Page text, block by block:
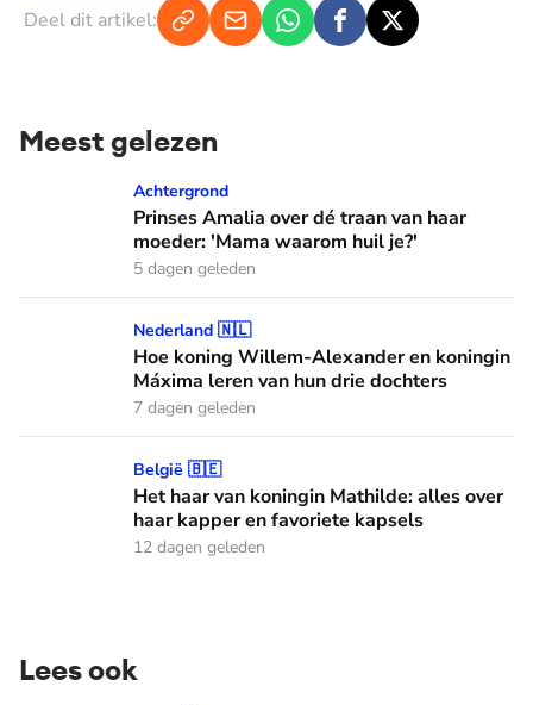
Deel dit artikel:
Meest gelezen
Prinses Amalia over dé traan van haar moeder: 'Mama
Achtergrond
Prinses Amalia over dé traan van haar
moeder: 'Mama waarom huil je?'
5 dagen geleden
Hoe koning Willem-Alexander en koningin Máxima leren
Nederland 🇳🇱
Hoe koning Willem-Alexander en koningin
Máxima leren van hun drie dochters
7 dagen geleden
Het haar van koningin Mathilde: alles over haar kapper en
België 🇧🇪
Het haar van koningin Mathilde: alles over
haar kapper en favoriete kapsels
12 dagen geleden
Lees ook